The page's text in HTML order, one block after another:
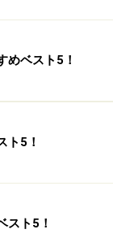
定の宿泊施設
のウェディン
として宿泊可
めベスト5！
ト5！
スト5！